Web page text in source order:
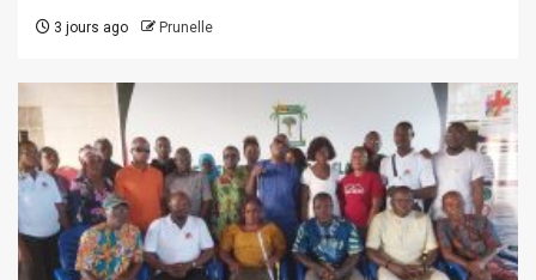
3 jours ago Prunelle